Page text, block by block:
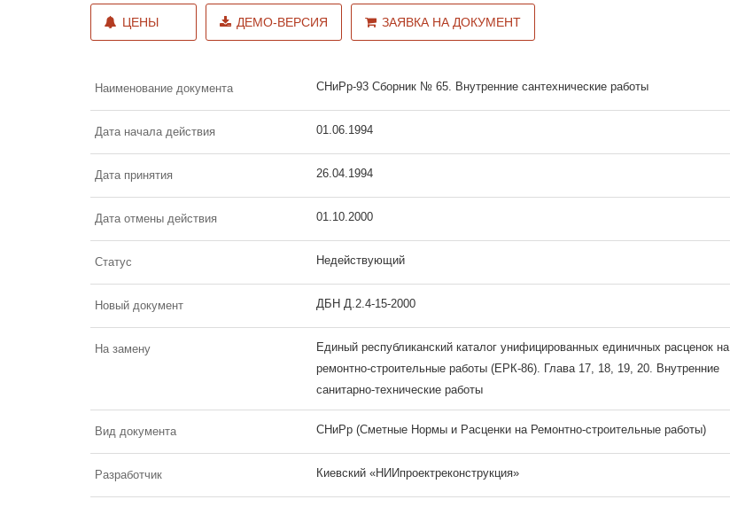
ЦЕНЫ ДЕМО-ВЕРСИЯ ЗАЯВКА НА ДОКУМЕНТ
Наименование документа СНиРр-93 Сборник № 65. Внутренние сантехнические работы
Дата начала действия 01.06.1994
Дата принятия 26.04.1994
Дата отмены действия 01.10.2000
Статус Недействующий
Новый документ ДБН Д.2.4-15-2000
На замену
Единый республиканский каталог унифицированных единичных расценок на
ремонтно-строительные работы (ЕРК-86). Глава 17, 18, 19, 20. Внутренние
санитарно-технические работы
Вид документа СНиРр (Сметные Нормы и Расценки на Ремонтно-строительные работы)
Разработчик Киевский «НИИпроектреконструкция»